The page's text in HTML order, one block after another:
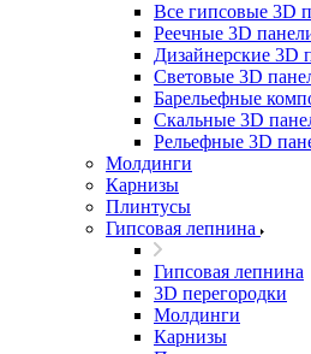
Все гипсовые 3D
Реечные 3D
Дизайнерские 3D
Световые 3D
Барельефные
Скальные 3D
Рельефные 3D
Молдинги
Карнизы
Плинтусы
Гипсовая лепнина
Гипсовая лепнина
3D перегородки
Молдинги
Карнизы